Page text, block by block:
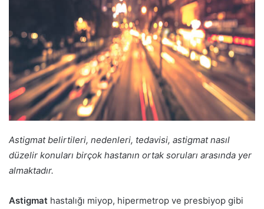
Astigmat belirtileri, nedenleri, tedavisi, astigmat nasıl
düzelir konuları birçok hastanın ortak soruları arasında yer
almaktadır.
Astigmat hastalığı miyop, hipermetrop ve presbiyop gibi